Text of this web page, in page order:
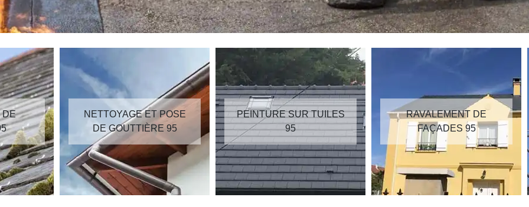
ET POSE
95
PEINTURE SUR TUILES
95
RAVALEMENT DE
FAÇADES 95
RÉPARATION DE
TOITURE 95